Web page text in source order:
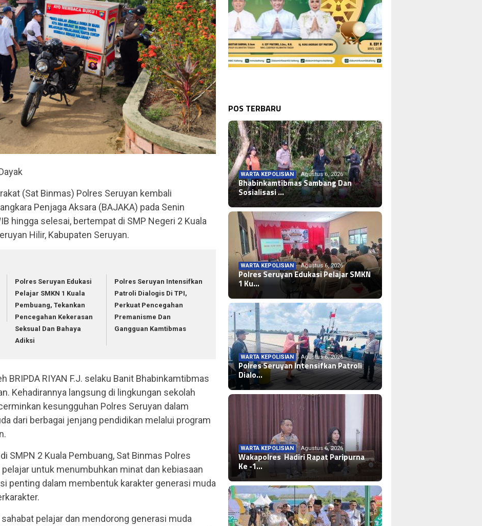
(Sat Binmas) Polres Seruyan kembali
Penjaga Aksara (BAJAKA) pada Senin
hingga selesai, bertempat di SMP Negeri 2 Kuala
Hilir, Kabupaten Seruyan.
Polres Seruyan Edukasi
Pelajar SMKN 1 Kuala
Pembuang, Tekankan
Pencegahan Kekerasan
Seksual Dan Bahaya
Adiksi
Polres Seruyan Intensifkan
Patroli Dialogis Di TPI,
Perkuat Pencegahan
Premanisme Dan
Gangguan Kamtibmas
BRIPDA RIYAN F.J. selaku Banit Bhabinkamtibmas
Kehadirannya langsung di lingkungan sekolah
kesungguhan Polres Seruyan dalam
dari berbagai jenjang pendidikan melalui program
SMPN 2 Kuala Pembuang, Sat Binmas Polres
untuk menumbuhkan minat dan kebiasaan
penting dalam membentuk karakter generasi muda
pelajar dan mendorong generasi muda
POS TERBARU
WARTA KEPOLISIAN Agustus 6, 2026
Bhabinkamtibmas Sambang Dan
Sosialisasi …
WARTA KEPOLISIAN Agustus 6, 2026
Polres Seruyan Edukasi Pelajar SMKN
1 Ku…
WARTA KEPOLISIAN Agustus 6, 2026
Polres Seruyan Intensifkan Patroli
Dialo…
WARTA KEPOLISIAN Agustus 6, 2026
Wakapolres Hadiri Rapat Paripurna
Ke -1…